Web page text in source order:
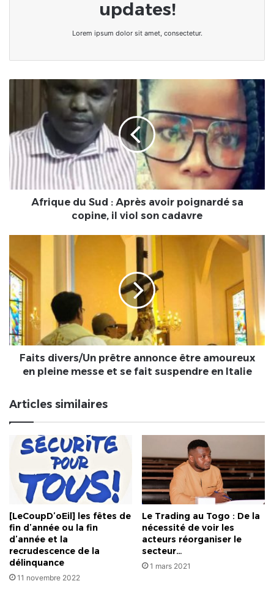
updates!
Lorem ipsum dolor sit amet, consectetur.
Après
avoir
copine,
Afrique du Sud : Après avoir poignardé sa
copine, il viol son cadavre
prêtre
annonce
être
amoureux
en
pleine
messe
en
Italie
Faits divers/Un prêtre annonce être amoureux
en pleine messe et se fait suspendre en Italie
Articles similaires
[LeCoupD’oEil] les fêtes de
fin d’année ou la fin
d’année et la
recrudescence de la
délinquance
11 novembre 2022
Le Trading au Togo : De la
nécessité de voir les
acteurs réorganiser le
secteur…
1 mars 2021